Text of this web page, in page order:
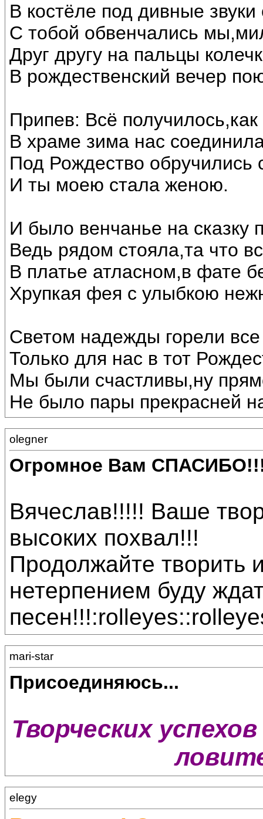
В костёле под дивные звуки
С тобой обвенчались
Друг другу на пальцы
В рождественский вечер
Припев: Всё
В храме зима нас
Под Рождество обручились
И ты моею стала женою.
И было венчанье на сказку
Ведь рядом стояла,та что
В платье атласном,в фате
Хрупкая фея с улыбкою
Светом надежды горели все
Только для нас в тот
Мы были счастливы,ну
Не было пары прекрасней
olegner
Огромное Вам
Вячеслав!!!!! Ваше
высоких похвал!!!
Продолжайте творить
нетерпением буду
mari-star
Присоединяюсь...
Творческих
elegy